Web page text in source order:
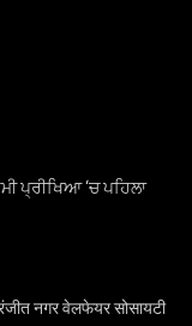
ਪ੍ਰੀਖਿਆ ‘ਚ ਪਹਿਲਾ
नगर वेलफेयर सोसायटी